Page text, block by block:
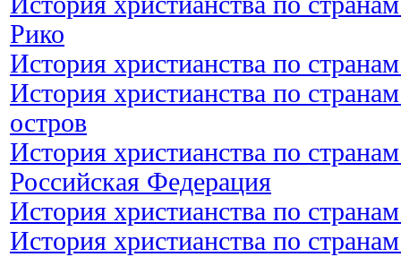
Рико
История христианства по
История христианства по
остров
История христианства по
Российская Федерация
История христианства по
История христианства по